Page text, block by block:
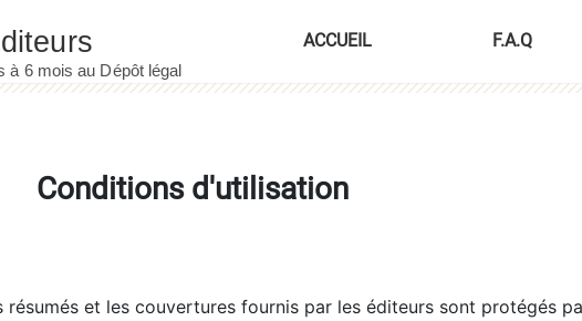
ACCUEIL F.A.Q
Conditions d'utilisation
résumés et les couvertures fournis par les éditeurs sont protégés